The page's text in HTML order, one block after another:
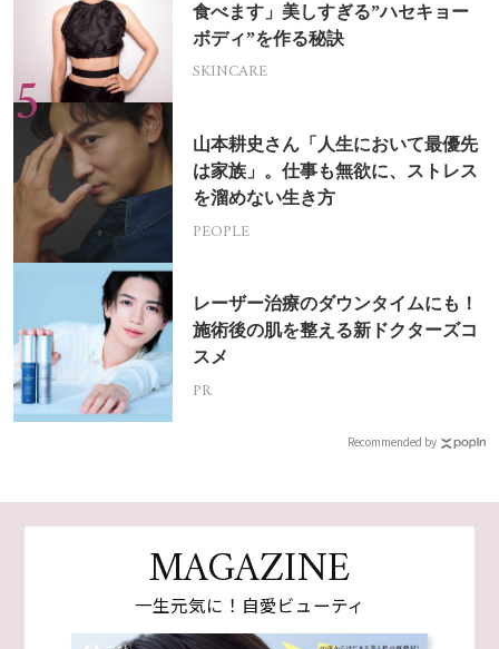
食べます」美しすぎる”ハセキョー
ボディ”を作る秘訣
SKINCARE
山本耕史さん「人生において最優先
は家族」。仕事も無欲に、ストレス
を溜めない生き方
PEOPLE
レーザー治療のダウンタイムにも！
施術後の肌を整える新ドクターズコ
スメ
PR
Recommended by
MAGAZINE
一生元気に！自愛ビューティ